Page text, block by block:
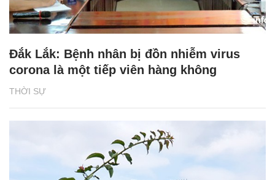
THỜI SỰ
Đắk Lắk: Bệnh nhân bị đồn nhiễm virus
corona là một tiếp viên hàng không